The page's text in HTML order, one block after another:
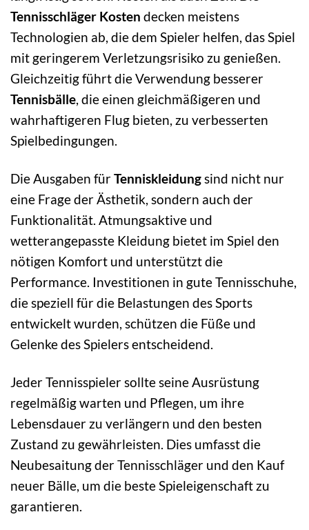
Tennisschläger Kosten decken meistens
Technologien ab, die dem Spieler helfen, das Spiel
mit geringerem Verletzungsrisiko zu genießen.
Gleichzeitig führt die Verwendung besserer
Tennisbälle, die einen gleichmäßigeren und
wahrhaftigeren Flug bieten, zu verbesserten
Spielbedingungen.
Die Ausgaben fürTenniskleidungsind nicht nur
eine Frage der Ästhetik, sondern auch der
Funktionalität. Atmungsaktive und
wetterangepasste Kleidung bietet im Spiel den
nötigen Komfort und unterstützt die
Performance. Investitionen in gute Tennisschuhe,
die speziell für die Belastungen des Sports
entwickelt wurden, schützen die Füße und
Gelenke des Spielers entscheidend.
Jeder Tennisspieler sollte seine Ausrüstung
regelmäßig warten und Pflegen, um ihre
Lebensdauer zu verlängern und den besten
Zustand zu gewährleisten. Dies umfasst die
Neubesaitung der Tennisschläger und den Kauf
neuer Bälle, um die beste Spieleigenschaft zu
garantieren.